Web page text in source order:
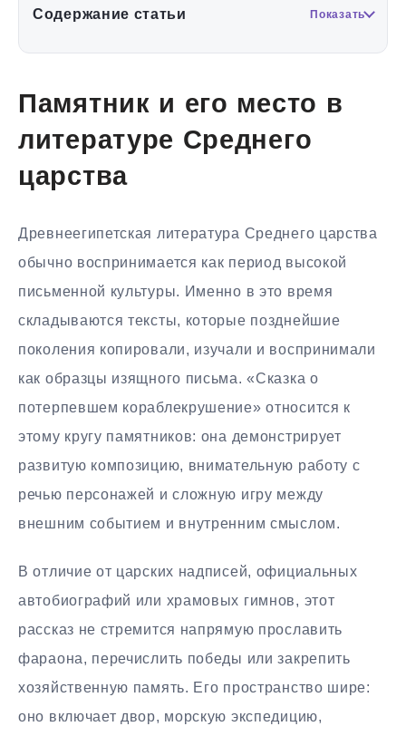
Содержание статьи Показать
Памятник и его место в
литературе Среднего
царства
Древнеегипетская литература Среднего царства
обычно воспринимается как период высокой
письменной культуры. Именно в это время
складываются тексты, которые позднейшие
поколения копировали, изучали и воспринимали
как образцы изящного письма. «Сказка о
потерпевшем кораблекрушение» относится к
этому кругу памятников: она демонстрирует
развитую композицию, внимательную работу с
речью персонажей и сложную игру между
внешним событием и внутренним смыслом.
В отличие от царских надписей, официальных
автобиографий или храмовых гимнов, этот
рассказ не стремится напрямую прославить
фараона, перечислить победы или закрепить
хозяйственную память. Его пространство шире:
оно включает двор, морскую экспедицию,